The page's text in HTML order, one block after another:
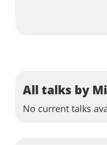
All talks by
No current talks